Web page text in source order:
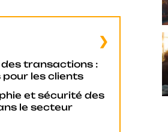
transactions :
les clients
et sécurité des
le secteur